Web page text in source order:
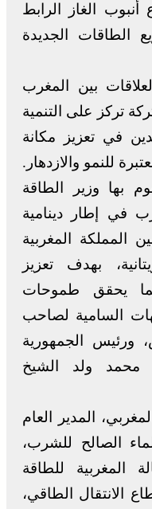
الغاز الرابط
الطاقات الجديدة
بين المغرب
تركز على التنمية
في تعزيز مكانة
للنمو والازدهار.
بها وزير الطاقة
في إطار دينامية
المملكة المغربية
بهدف تعزيز
بما يحقق طموحات
السامية لصاحب
ورئيس الجمهورية
محمد ولد الشيخ
المدير العام
الصالح للشرب،
المغربية للطاقة
الانتقال الطاقي،